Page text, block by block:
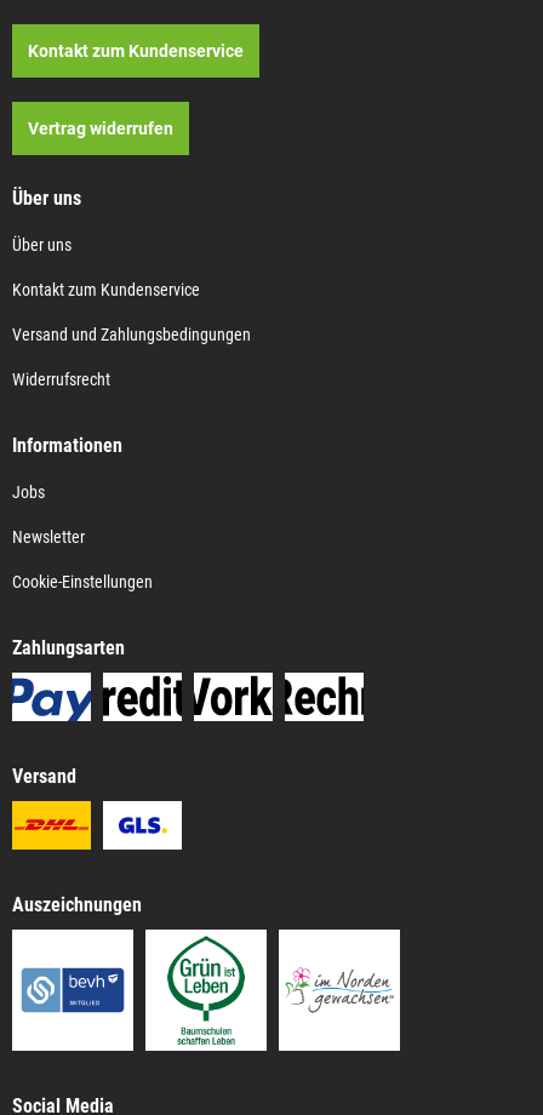
Kontakt zum Kundenservice
Vertrag widerrufen
Über uns
Über uns
Kontakt zum Kundenservice
Versand und Zahlungsbedingungen
Widerrufsrecht
Informationen
Jobs
Newsletter
Cookie-Einstellungen
Zahlungsarten
Versand
Auszeichnungen
Social Media